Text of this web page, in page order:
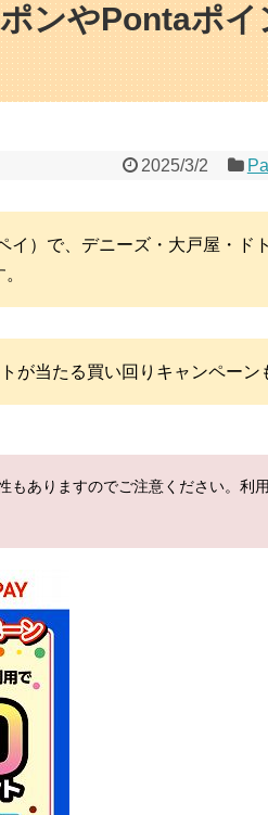
ンやPontaポ
2025/3/2
イ）で、デニーズ・大戸屋・ド
が当たる買い回りキャンペーン
もありますのでご注意ください。利